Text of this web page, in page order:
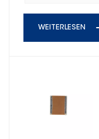
WEITERLESEN